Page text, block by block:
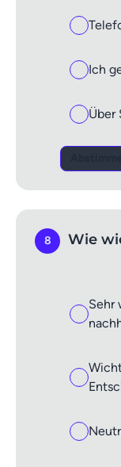
Ich
Über
8
Wie
Sehr